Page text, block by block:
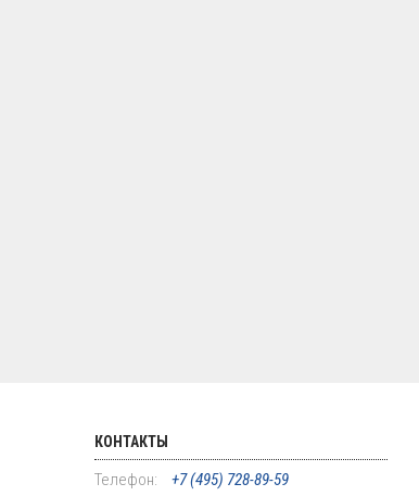
КОНТАКТЫ
Телефон:
+7 (495) 728-89-59